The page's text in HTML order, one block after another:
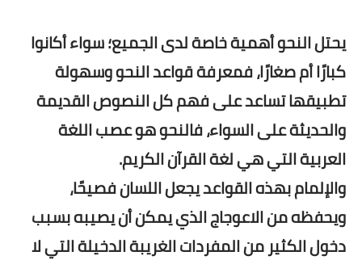
يحتل النحو أهمية خاصة لدى الجميع؛ سواء أكانوا
كبارًا أم صغارًا، فمعرفة قواعد النحو وسهولة
تطبيقها تساعد على فهم كل النصوص القديمة
والحديثة على السواء، فالنحو هو عصب اللغة
العربية التي هي لغة القرآن الكريم.
والإلمام بهذه القواعد يجعل اللسان فصيحًا،
ويحفظه من الاعوجاج الذي يمكن أن يصيبه بسبب
دخول الكثير من المفردات الغريبة الدخيلة التي لا